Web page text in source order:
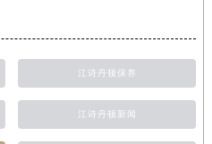
江诗丹顿保养
江诗丹顿新闻